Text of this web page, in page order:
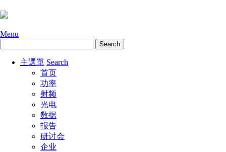
Menu
主選單 Search
首页
功率
射频
光电
数据
报告
研讨会
企业